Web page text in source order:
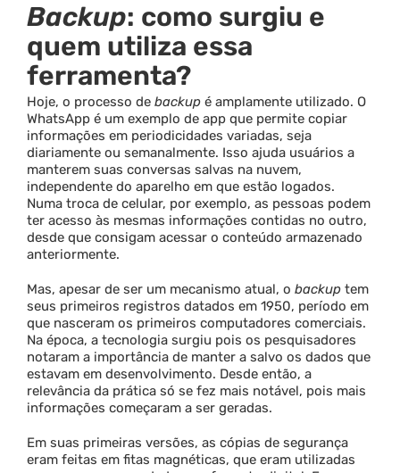
Backup: como surgiu e
quem utiliza essa
ferramenta?
Hoje, o processo de backup é amplamente utilizado. O
WhatsApp é um exemplo de app que permite copiar
informações em periodicidades variadas, seja
diariamente ou semanalmente. Isso ajuda usuários a
manterem suas conversas salvas na nuvem,
independente do aparelho em que estão logados.
Numa troca de celular, por exemplo, as pessoas podem
ter acesso às mesmas informações contidas no outro,
desde que consigam acessar o conteúdo armazenado
anteriormente.
Mas, apesar de ser um mecanismo atual, o backup tem
seus primeiros registros datados em 1950, período em
que nasceram os primeiros computadores comerciais.
Na época, a tecnologia surgiu pois os pesquisadores
notaram a importância de manter a salvo os dados que
estavam em desenvolvimento. Desde então, a
relevância da prática só se fez mais notável, pois mais
informações começaram a ser geradas.
Em suas primeiras versões, as cópias de segurança
eram feitas em fitas magnéticas, que eram utilizadas